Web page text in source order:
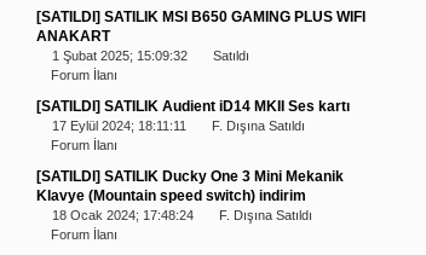
[SATILDI] SATILIK MSI B650 GAMING PLUS WIFI
ANAKART
1 Şubat 2025; 15:09:32
Satıldı
Forum İlanı
[SATILDI] SATILIK Audient iD14 MKII Ses kartı
17 Eylül 2024; 18:11:11
F. Dışına Satıldı
Forum İlanı
[SATILDI] SATILIK Ducky One 3 Mini Mekanik
Klavye (Mountain speed switch) indirim
18 Ocak 2024; 17:48:24
F. Dışına Satıldı
Forum İlanı